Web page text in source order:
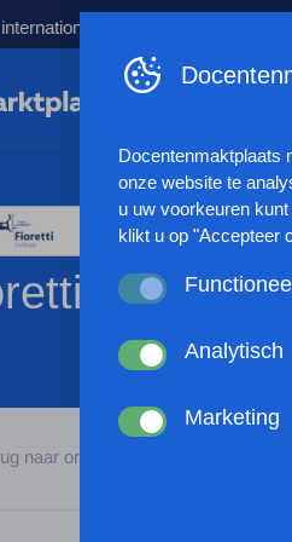
studenten
College
naar organisaties
Docentenmaktplaats
onze website te
u uw voorkeuren
klikt u op "Accepteer
Functioneel
anoniem website
werking van de
browserinstellingen
Analytisch
gebruikt of hoe
passen en zo uw
Marketing
kunnen tonen op
andere wordt